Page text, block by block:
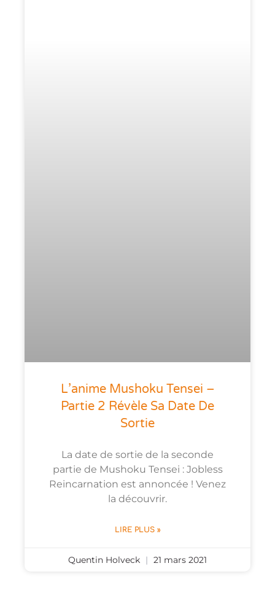
L’anime Mushoku Tensei –
Partie 2 Révèle Sa Date De
Sortie
La date de sortie de la seconde
partie de Mushoku Tensei : Jobless
Reincarnation est annoncée ! Venez
la découvrir.
LIRE PLUS »
Quentin Holveck 21 mars 2021